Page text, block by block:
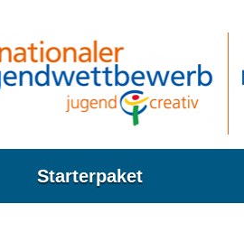
Starterpaket